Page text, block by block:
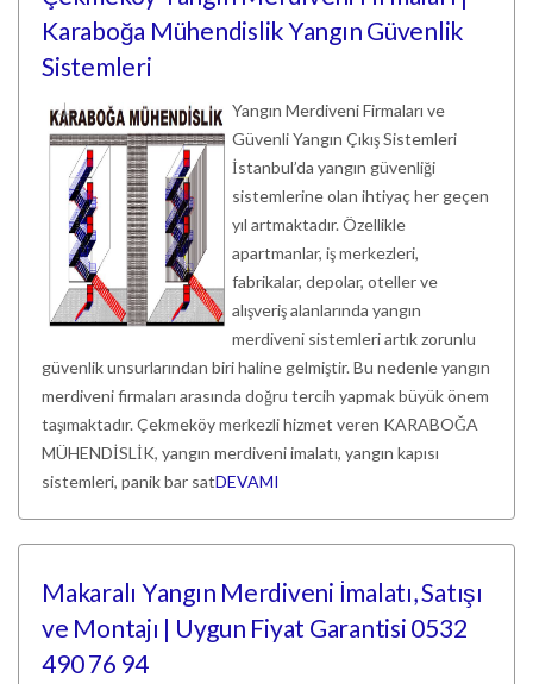
Karaboğa Mühendislik Yangın Güvenlik
Sistemleri
Yangın Merdiveni Firmaları ve
Güvenli Yangın Çıkış Sistemleri
İstanbul’da yangın güvenliği
sistemlerine olan ihtiyaç her geçen
yıl artmaktadır. Özellikle
apartmanlar, iş merkezleri,
fabrikalar, depolar, oteller ve
alışveriş alanlarında yangın
merdiveni sistemleri artık zorunlu
güvenlik unsurlarından biri haline gelmiştir. Bu nedenle yangın
merdiveni firmaları arasında doğru tercih yapmak büyük önem
taşımaktadır. Çekmeköy merkezli hizmet veren KARABOĞA
MÜHENDİSLİK, yangın merdiveni imalatı, yangın kapısı
sistemleri, panik bar satDEVAMI
Makaralı Yangın Merdiveni İmalatı, Satışı
ve Montajı | Uygun Fiyat Garantisi 0532
490 76 94